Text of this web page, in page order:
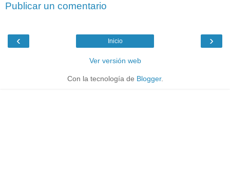
Publicar un comentario
‹ ›
Inicio
Ver versión web
Con la tecnología de Blogger.